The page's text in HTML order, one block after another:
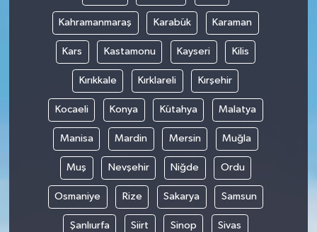
Kahramanmaraş Karabük Karaman
Kars Kastamonu Kayseri Kilis
Kırıkkale Kırklareli Kırşehir
Kocaeli Konya Kütahya Malatya
Manisa Mardin Mersin Muğla
Muş Nevşehir Niğde Ordu
Osmaniye Rize Sakarya Samsun
Şanlıurfa Siirt Sinop Sivas